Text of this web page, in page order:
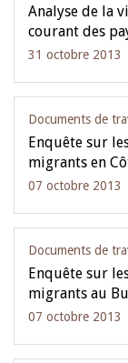
Analyse de la
courant des
31 octobre 2013
Documents de
Enquête sur
migrants en
07 octobre 2013
Documents de
Enquête sur
migrants au
07 octobre 2013